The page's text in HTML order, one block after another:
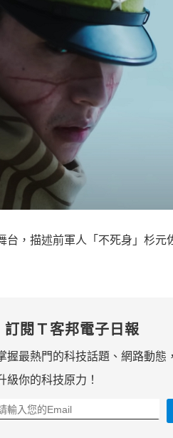
，描述前軍人「不死身」杉元
訂閱Ｔ客邦電子日報
握最熱門的科技話題、網路動態，
級你的科技原力！